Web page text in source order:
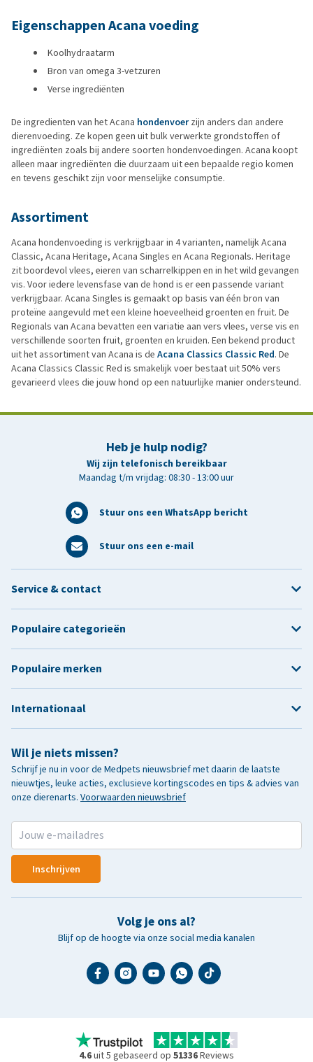
Eigenschappen Acana voeding
Koolhydraatarm
Bron van omega 3-vetzuren
Verse ingrediënten
De ingredienten van het Acana hondenvoerzijn anders dan andere
dierenvoeding. Ze kopen geen uit bulk verwerkte grondstoffen of
ingrediënten zoals bij andere soorten hondenvoedingen. Acana koopt
alleen maar ingrediënten die duurzaam uit een bepaalde regio komen
en tevens geschikt zijn voor menselijke consumptie.
Assortiment
Acana hondenvoeding is verkrijgbaar in 4 varianten, namelijk Acana
Classic, Acana Heritage, Acana Singles en Acana Regionals. Heritage
zit boordevol vlees, eieren van scharrelkippen en in het wild gevangen
vis. Voor iedere levensfase van de hond is er een passende variant
verkrijgbaar. Acana Singles is gemaakt op basis van één bron van
proteïne aangevuld met een kleine hoeveelheid groenten en fruit. De
Regionals van Acana bevatten een variatie aan vers vlees, verse vis en
verschillende soorten fruit, groenten en kruiden. Een bekend product
uit het assortiment van Acana is de Acana Classics Classic Red. De
Acana Classics Classic Red is smakelijk voer bestaat uit 50% vers
gevarieerd vlees die jouw hond op een natuurlijke manier ondersteund.
Heb je hulp nodig?
Wij zijn telefonisch bereikbaar
Maandag t/m vrijdag: 08:30 - 13:00 uur
Stuur ons een WhatsApp bericht
Stuur ons een e-mail
Wil je niets missen?
Schrijf je nu in voor de Medpets nieuwsbrief met daarin de laatste
nieuwtjes, leuke acties, exclusieve kortingscodes en tips & advies van
onze dierenarts. Voorwaarden nieuwsbrief
Inschrijven
Volg je ons al?
Blijf op de hoogte via onze social media kanalen
Service & contact
Populaire categorieën
Populaire merken
Internationaal
4.6uit 5 gebaseerd op 51336Reviews